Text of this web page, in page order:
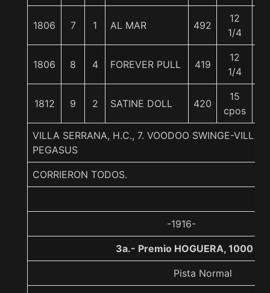
1806 7 1 AL MAR 492
12
1/4
1806 8 4 FOREVER PULL 419
12
1/4
1812 9 2 SATINE DOLL 420
15
cpos
VILLA SERRANA, H.C., 7. VOODOO SWINGE-VILLA
PEGASUS
CORRIERON TODOS.
-1916-
3a.- Premio HOGUERA, 1000
Pista Normal